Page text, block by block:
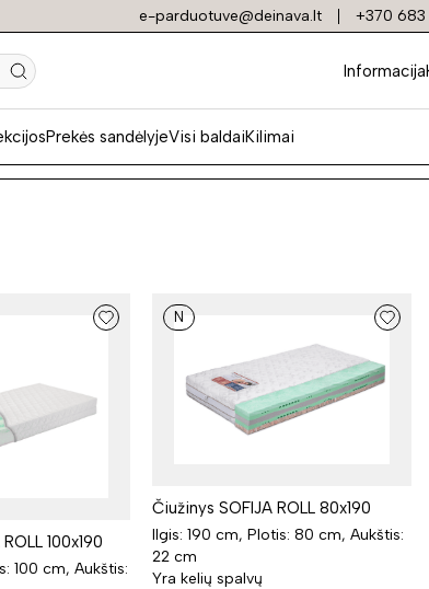
e-parduotuve@deinava.lt +370
Informacija
Prekės sandėlyjeVisi baldaiKilimai
ir
100x190
100 cm, Aukštis:
N
Čiužinys SOFIJA ROLL 80x190
Ilgis: 190 cm, Plotis: 80 cm, Aukštis:
22 cm
Yra kelių spalvų